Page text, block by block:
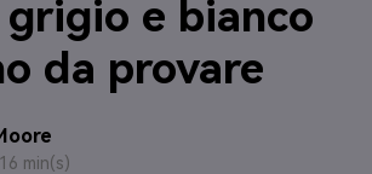
e bianco
da provare
16 min(s)